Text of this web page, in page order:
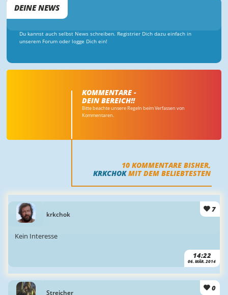
DEINE NEWS
Du kannst auch selbst News schreiben. Registrier Dich dazu einfach in
unserem Forum oder logge Dich ein!
KOMMENTARE -
DEIN BEREICH!!
Bitte beachte unsere Regeln beim Verfassen von
Kommentaren.
10 KOMMENTARE BISHER,
KRKCHOKMIT DEM BELIEBTESTEN
krkchok
7
14:22
06. MÄR. 2014
Kein Interesse
Streicher
0